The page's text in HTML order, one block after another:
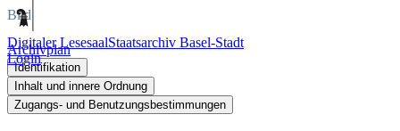
Digitaler LesesaalStaatsarchiv Basel-Stadt
Login
Bild
Archivplan
Identifikation
Inhalt und innere Ordnung
Zugangs- und Benutzungsbestimmungen